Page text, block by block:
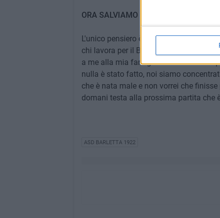
ORA SALVIAMO LA CATEGORIA,
L'unico pensiero è ora quello di
chi lavora per il Barletta e ce ne sono
a me alla mia famiglia che sa cosa ho
nulla è stato fatto, noi siamo
che è nata male e non vorrei che
domani testa alla prossima partita che
ASD BARLETTA 1922